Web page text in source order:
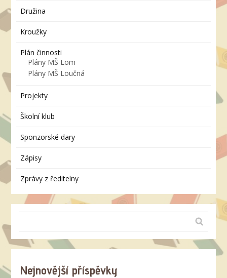
Družina
Kroužky
Plán činnosti
Plány MŠ Lom
Plány MŠ Loučná
Projekty
Školní klub
Sponzorské dary
Zápisy
Zprávy z ředitelny
Nejnovější příspěvky